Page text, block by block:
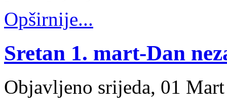
Opširnije...
Sretan 1. mart-Dan
Objavljeno srijeda, 01